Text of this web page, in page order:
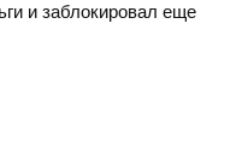
и заблокировал еще